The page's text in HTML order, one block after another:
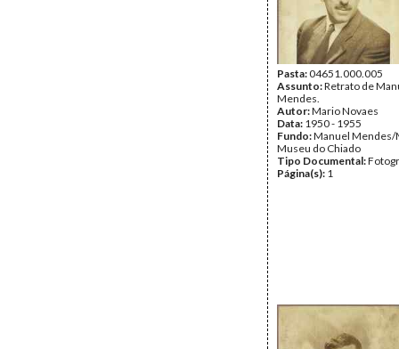
Pasta:04651.000.005
Assunto:Retrato de
Mendes.
Autor:Mario Novaes
Data: 1950 - 1955
Fundo:Manuel Mendes/
Museu do Chiado
Tipo Documental:
Página(s): 1